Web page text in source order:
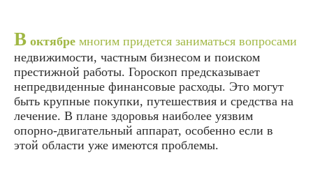
В октябре многим придется заниматься вопросами
недвижимости, частным бизнесом и поиском
престижной работы. Гороскоп предсказывает
непредвиденные финансовые расходы. Это могут
быть крупные покупки, путешествия и средства на
лечение. В плане здоровья наиболее уязвим
опорно-двигательный аппарат, особенно если в
этой области уже имеются проблемы.